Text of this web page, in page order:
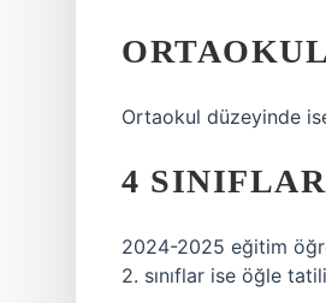
Ortaokul düzeyinde
4
2024-2025 eğitim
2. sınıflar ise öğle